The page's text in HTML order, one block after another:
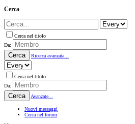
Cerca
Cerca nel titolo
Da:
Cerca Ricerca avanzata...
Cerca nel titolo
Da:
Cerca Avanzate...
Nuovi messaggi
Cerca nel forum